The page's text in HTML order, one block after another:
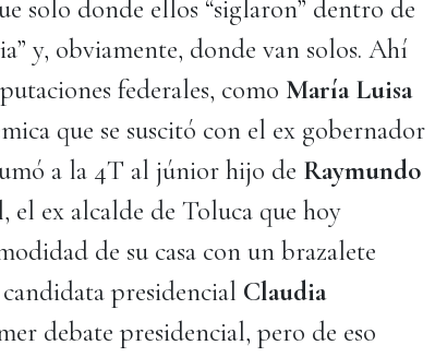
solo donde ellos “siglaron” dentro de
y, obviamente, donde van solos. Ahí
federales, como María Luisa
que se suscitó con el ex gobernador
a la 4T al júnior hijo de Raymundo
, el ex alcalde de Toluca que hoy
de su casa con un brazalete
presidencial Claudia
debate presidencial, pero de eso